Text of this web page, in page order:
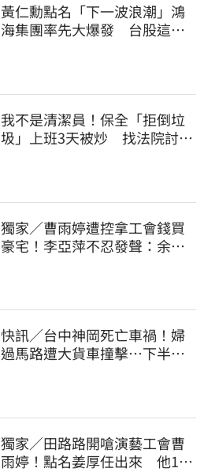
黃仁勳點名「下一波浪潮」鴻
海集團率先大爆發 台股這族
我不是清潔員！保全「拒倒垃
圾」上班3天被炒 找法院討公
獨家／曹雨婷遭控拿工會錢買
豪宅！李亞萍不忍發聲：余天
快訊／台中神岡死亡車禍！婦
過馬路遭大貨車撞擊…下半身
獨家／田路路開嗆演藝工會曹
雨婷！點名姜厚任出來 他16